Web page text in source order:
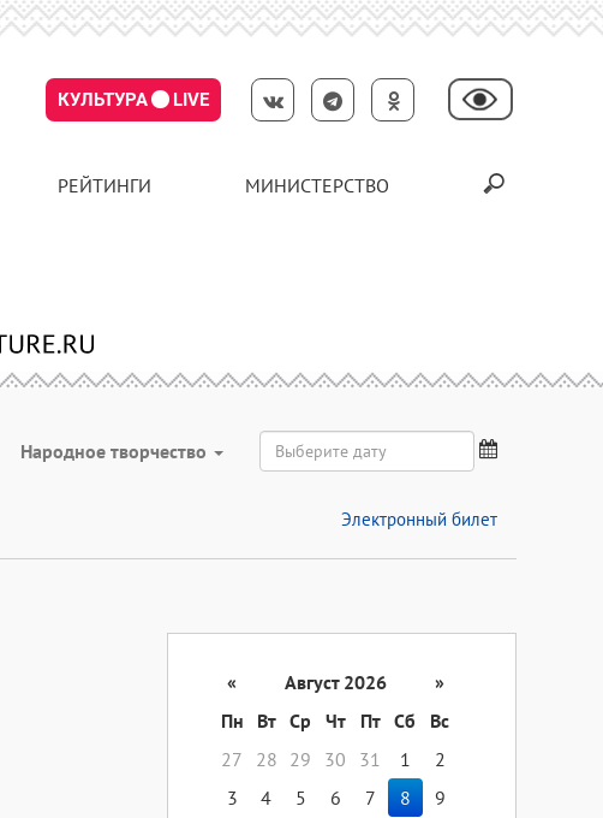
КУЛЬТУРА LIVE
РЕЙТИНГИ МИНИСТЕРСТВО
Народное творчество
Электронный билет
« Август 2026
»
Пн
Вт Ср Чт Пт Сб
Вс
27
28 29 30 31 1
2
3
4 5 6 7 8
9